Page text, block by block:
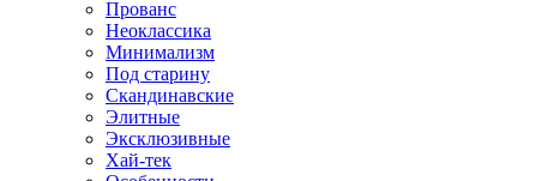
Прованс
Неоклассика
Минимализм
Под старину
Скандинавские
Элитные
Эксклюзивные
Хай-тек